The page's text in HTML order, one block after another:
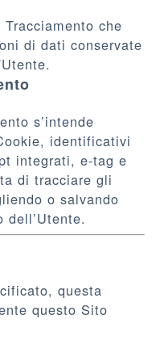
che
di dati conservate
s’intende
identificativi
integrati, e-tag e
di tracciare gli
o salvando
questa
questo Sito